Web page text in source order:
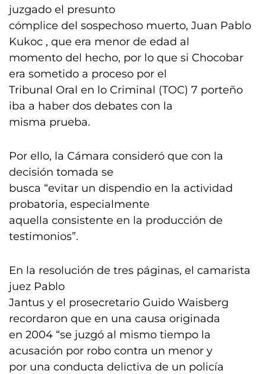
juzgado el presunto
cómplice del sospechoso muerto, Juan Pablo
Kukoc , que era menor de edad al
momento del hecho, por lo que si Chocobar
era sometido a proceso por el
Tribunal Oral en lo Criminal (TOC) 7 porteño
iba a haber dos debates con la
misma prueba.
Por ello, la Cámara consideró que con la
decisión tomada se
busca “evitar un dispendio en la actividad
probatoria, especialmente
aquella consistente en la producción de
testimonios”.
En la resolución de tres páginas, el camarista
juez Pablo
Jantus y el prosecretario Guido Waisberg
recordaron que en una causa originada
en 2004 “se juzgó al mismo tiempo la
acusación por robo contra un menor y
por una conducta delictiva de un policía